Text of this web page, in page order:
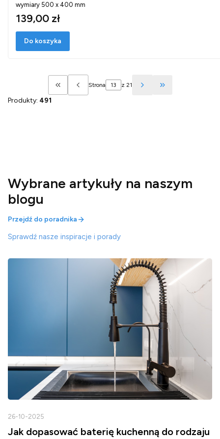
wymiary 500 x 400 mm
139,00 zł
Do koszyka
Wróć do pierwszej strony z produktami
Strona z 21
Przejdź do
Produkty: 491
Wybrane artykuły na naszym
blogu
Przejdź do poradnika
Sprawdź nasze inspiracje i porady
26-10-2025
Jak dopasować baterię kuchenną do rodzaju